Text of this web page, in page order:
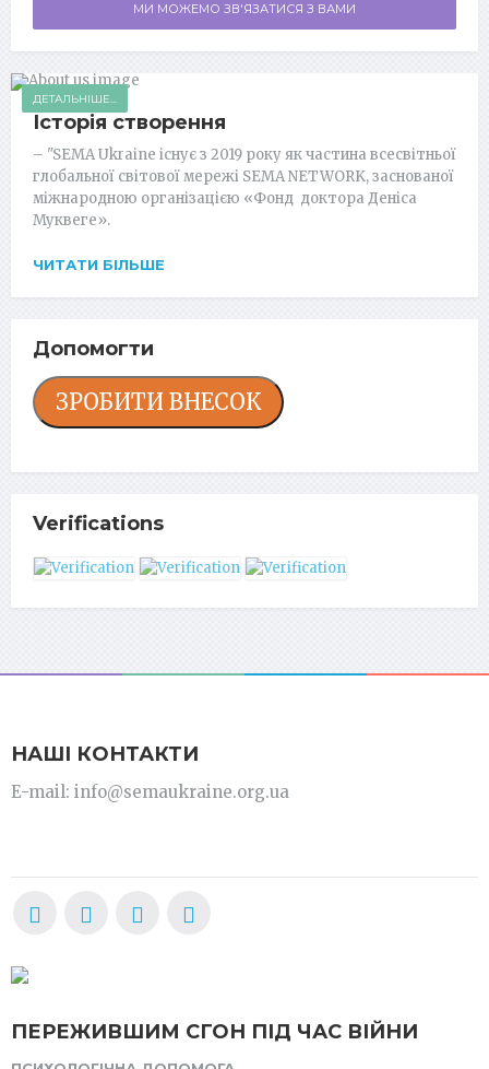
МИ МОЖЕМО ЗВ'ЯЗАТИСЯ З ВАМИ
ДЕТАЛЬНІШЕ...
Історія створення
– "SEMA Ukraine існує з 2019 року як частина всесвітньої
глобальної світової мережі SEMA NETWORK, заснованої
міжнародною організацією «Фонд доктора Деніса
Муквеге».
ЧИТАТИ БІЛЬШЕ
Допомогти
ЗРОБИТИ ВНЕСОК
Verifications
НАШІ КОНТАКТИ
E-mail: info@semaukraine.org.ua
ПЕРЕЖИВШИМ СГОН ПІД ЧАС ВІЙНИ